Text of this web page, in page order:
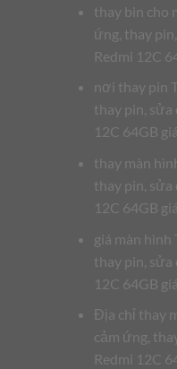
thay bin cho
ứng, thay
Redmi 12C
nơi thay pin
thay pin, sửa
12C 64GB
thay màn
thay pin, sửa
12C 64GB
giá màn hình
thay pin, sửa
12C 64GB
Địa chỉ thay
cảm ứng,
Redmi 12C